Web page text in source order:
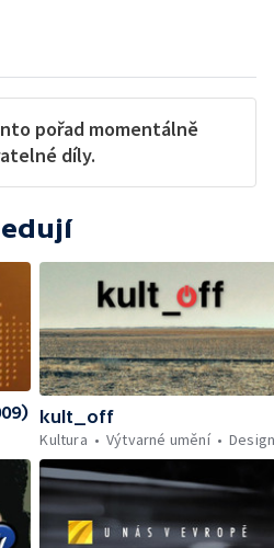
pořad momentálně
díly.
kult_off
Kultura
Výtvarné umění